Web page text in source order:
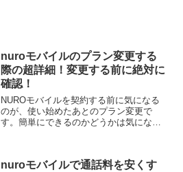
nuroモバイルのプラン変更する
際の超詳細！変更する前に絶対に
確認！
NUROモバイルを契約する前に気になる
のが、使い始めたあとのプラン変更で
す。簡単にできるのかどうかは気になる
さい。現在のnuroモバ...
nuroモバイルで通話料を安くす